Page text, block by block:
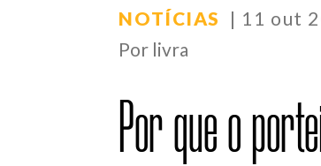
NOTÍCIAS
| 11 out
Por livra
Por que o